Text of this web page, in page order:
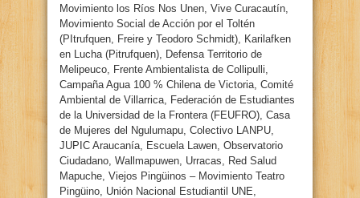
Movimiento los Ríos Nos Unen, Vive Curacautín,
Movimiento Social de Acción por el Toltén
(PItrufquen, Freire y Teodoro Schmidt), Karilafken
en Lucha (Pitrufquen), Defensa Territorio de
Melipeuco, Frente Ambientalista de Collipulli,
Campaña Agua 100 % Chilena de Victoria, Comité
Ambiental de Villarrica, Federación de Estudiantes
de la Universidad de la Frontera (FEUFRO), Casa
de Mujeres del Ngulumapu, Colectivo LANPU,
JUPIC Araucanía, Escuela Lawen, Observatorio
Ciudadano, Wallmapuwen, Urracas, Red Salud
Mapuche, Viejos Pingüinos – Movimiento Teatro
Pingüino, Unión Nacional Estudiantil UNE,